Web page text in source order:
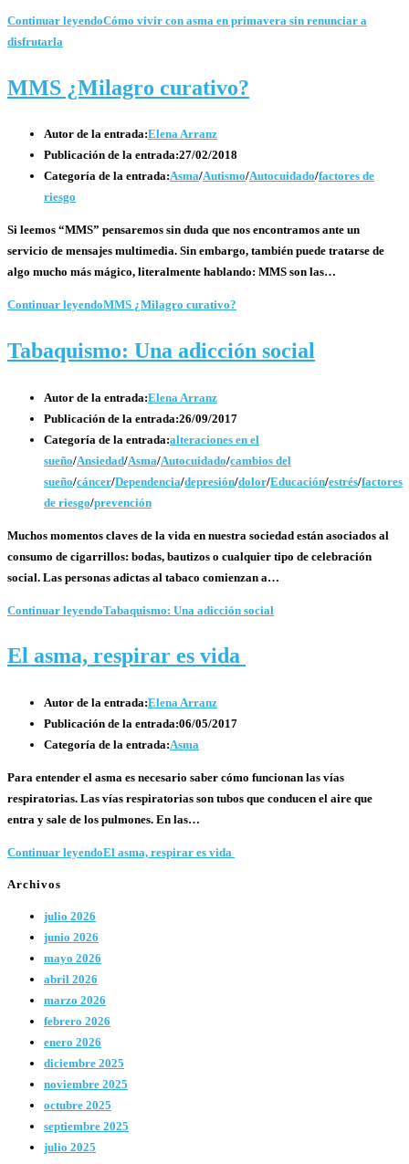
Continuar leyendoCómo vivir con asma en primavera sin renunciar a
disfrutarla
MMS ¿Milagro curativo?
Autor de la entrada:Elena Arranz
Publicación de la entrada:27/02/2018
Categoría de la entrada:Asma/Autismo/Autocuidado/factores de
riesgo
Si leemos “MMS” pensaremos sin duda que nos encontramos ante un
servicio de mensajes multimedia. Sin embargo, también puede tratarse de
algo mucho más mágico, literalmente hablando: MMS son las…
Continuar leyendoMMS ¿Milagro curativo?
Tabaquismo: Una adicción social
Autor de la entrada:Elena Arranz
Publicación de la entrada:26/09/2017
Categoría de la entrada:alteraciones en el
sueño/Ansiedad/Asma/Autocuidado/cambios del
sueño/cáncer/Dependencia/depresión/dolor/Educación/estrés/factores
de riesgo/prevención
Muchos momentos claves de la vida en nuestra sociedad están asociados al
consumo de cigarrillos: bodas, bautizos o cualquier tipo de celebración
social. Las personas adictas al tabaco comienzan a…
Continuar leyendoTabaquismo: Una adicción social
El asma, respirar es vida
Autor de la entrada:Elena Arranz
Publicación de la entrada:06/05/2017
Categoría de la entrada:Asma
Para entender el asma es necesario saber cómo funcionan las vías
respiratorias. Las vías respiratorias son tubos que conducen el aire que
entra y sale de los pulmones. En las…
Continuar leyendoEl asma, respirar es vida
Archivos
julio 2026
junio 2026
mayo 2026
abril 2026
marzo 2026
febrero 2026
enero 2026
diciembre 2025
noviembre 2025
octubre 2025
septiembre 2025
julio 2025